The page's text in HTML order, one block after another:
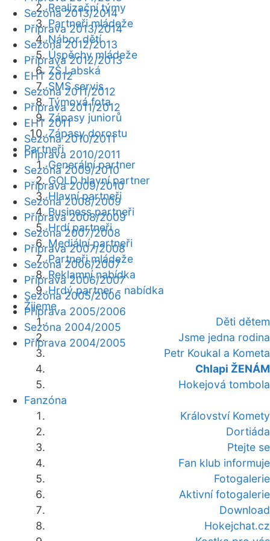
Realizační týmy
Partneři mládeže
Nábor dětí
Úspěchy mládeže
ZŠ Labská
SMS servis
Týmová fota
Zápasy juniorů
Zápasy dorostu
Partneři
Generální partner
GOLD hlavní partner
Hlavní partneři
Business partneři
Hrdí partneři
Mediální partneři
Partneři mládeže
Reklamní nabídka
Hrdý partner - nabídka
Žijeme
Děti dětem
Jsme jedna rodina
Petr Koukal a Kometa
Chlapi ŽENÁM
Hokejová tombola
Fanzóna
Království Komety
Dortiáda
Ptejte se
Fan klub informuje
Fotogalerie
Aktivní fotogalerie
Download
Hokejchat.cz
Sezóna 2013/2014
Příprava 2013/2014
Sezóna 2012/2013
Příprava 2012/2013
EHT 2012
Sezóna 2011/2012
Příprava 2011/2012
EHT 2011
Sezóna 2010/2011
Příprava 2010/2011
Sezóna 2009/2010
Příprava 2009/2010
Sezóna 2008/2009
Příprava 2008/2009
Sezóna 2007/2008
Příprava 2007/2008
Sezóna 2006/2007
Příprava 2006/2007
Sezóna 2005/2006
Příprava 2005/2006
Sezóna 2004/2005
Příprava 2004/2005